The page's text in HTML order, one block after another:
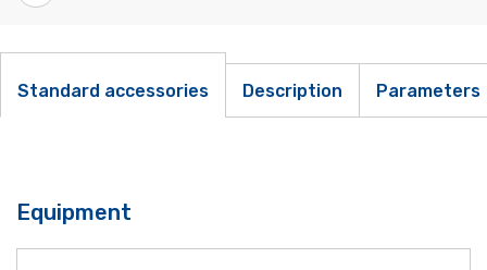
Standard accessories Description Parameters
Equipment